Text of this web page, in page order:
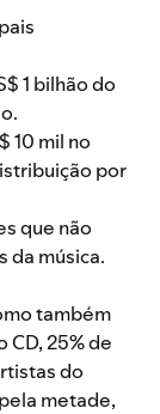
1 bilhão do
10 mil no
por
que não
da música.
também
CD, 25% de
do
metade,